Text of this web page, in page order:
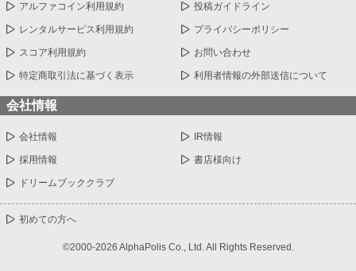
アルファコイン利用規約 投稿ガイドライン
レンタルサービス利用規約 プライバシーポリシー
スコア利用規約 お問い合わせ
特定商取引法に基づく表示 利用者情報の外部送信について
会社情報
会社情報 IR情報
採用情報 書店様向け
ドリームブッククラブ
初めての方へ
©2000-2026 AlphaPolis Co., Ltd. All Rights Reserved.